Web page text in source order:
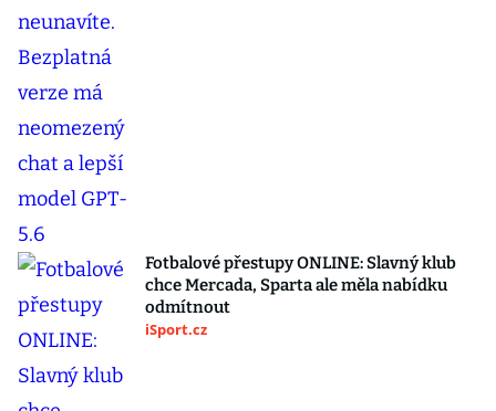
Fotbalové přestupy ONLINE: Slavný klub
chce Mercada, Sparta ale měla nabídku
odmítnout
iSport.cz